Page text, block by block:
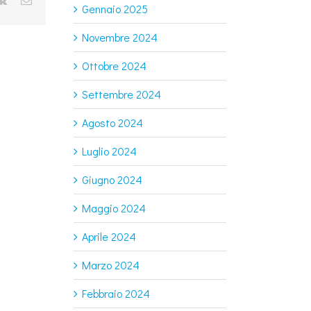
Gennaio 2025
Novembre 2024
Ottobre 2024
Settembre 2024
Agosto 2024
Luglio 2024
Giugno 2024
Maggio 2024
Aprile 2024
Marzo 2024
Febbraio 2024